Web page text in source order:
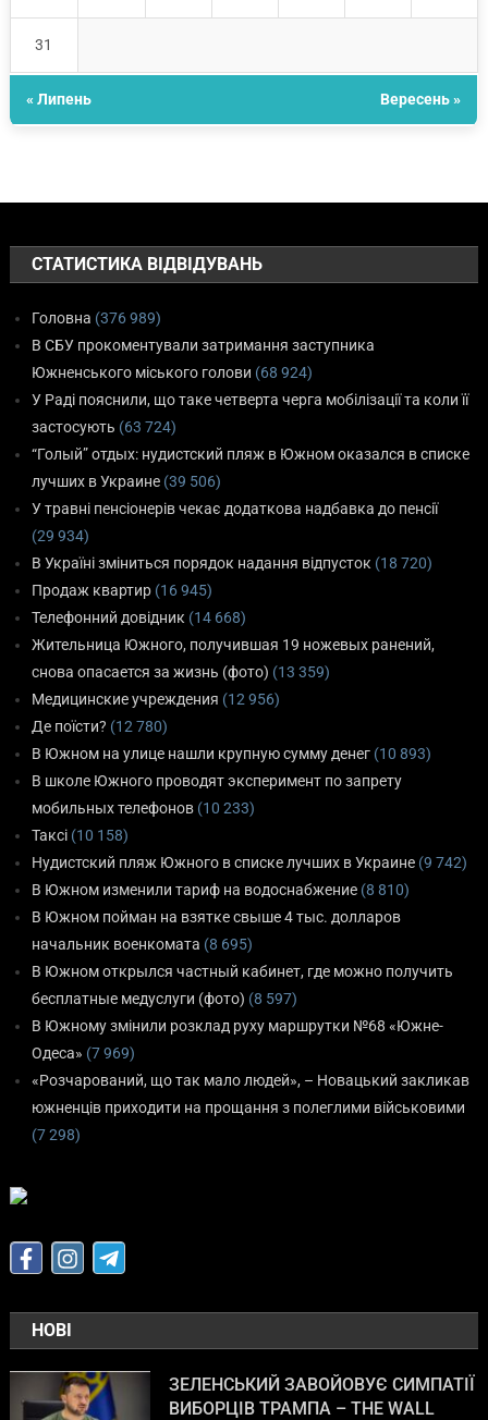
31
« Липень Вересень »
СТАТИСТИКА ВІДВІДУВАНЬ
Головна (376 989)
В СБУ прокоментували затримання заступника
Южненського міського голови (68 924)
У Раді пояснили, що таке четверта черга мобілізації та коли її
застосують (63 724)
“Голый” отдых: нудистский пляж в Южном оказался в списке
лучших в Украине (39 506)
У травні пенсіонерів чекає додаткова надбавка до пенсії
(29 934)
В Україні зміниться порядок надання відпусток (18 720)
Продаж квартир (16 945)
Телефонний довідник (14 668)
Жительница Южного, получившая 19 ножевых ранений,
снова опасается за жизнь (фото) (13 359)
Медицинские учреждения (12 956)
Де поїсти? (12 780)
В Южном на улице нашли крупную сумму денег (10 893)
В школе Южного проводят эксперимент по запрету
мобильных телефонов (10 233)
Таксі (10 158)
Нудистский пляж Южного в списке лучших в Украине (9 742)
В Южном изменили тариф на водоснабжение (8 810)
В Южном пойман на взятке свыше 4 тыс. долларов
начальник военкомата (8 695)
В Южном открылся частный кабинет, где можно получить
бесплатные медуслуги (фото) (8 597)
В Южному змінили розклад руху маршрутки №68 «Южне-
Одеса» (7 969)
«Розчарований, що так мало людей», – Новацький закликав
южненців приходити на прощання з полеглими військовими
(7 298)
НОВІ
ЗЕЛЕНСЬКИЙ ЗАВОЙОВУЄ СИМПАТІЇ
ВИБОРЦІВ ТРАМПА – THE WALL